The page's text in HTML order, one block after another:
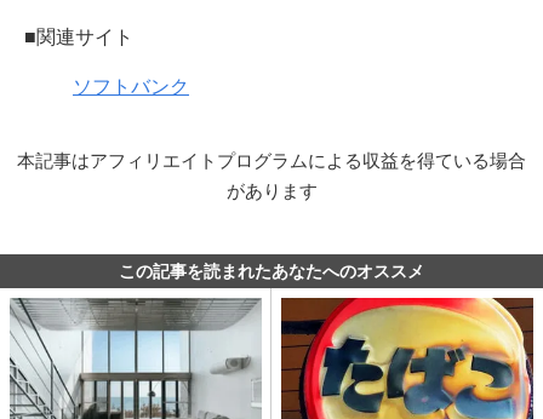
■関連サイト
ソフトバンク
本記事はアフィリエイトプログラムによる収益を得ている場合
があります
この記事を読まれたあなたへのオススメ